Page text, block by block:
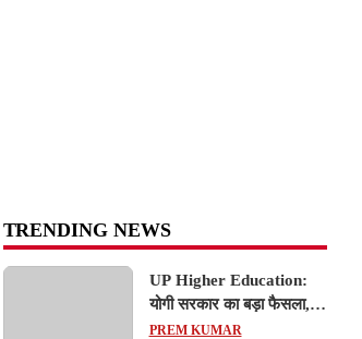
TRENDING NEWS
UP Higher Education:
योगी सरकार का बड़ा फैसला,
यूपी में 3 नए प्राइवेट
PREM KUMAR